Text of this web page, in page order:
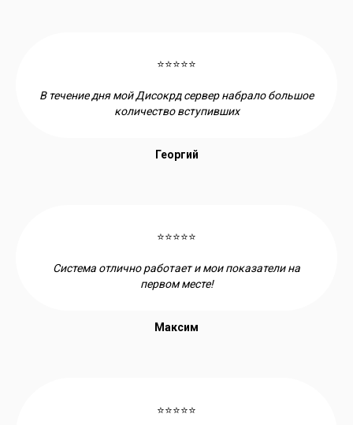
⭐⭐⭐⭐⭐
В течение дня мой Дисокрд сервер набрало большое
количество вступивших
Георгий
⭐⭐⭐⭐⭐
Система отлично работает и мои показатели на
первом месте!
Максим
⭐⭐⭐⭐⭐